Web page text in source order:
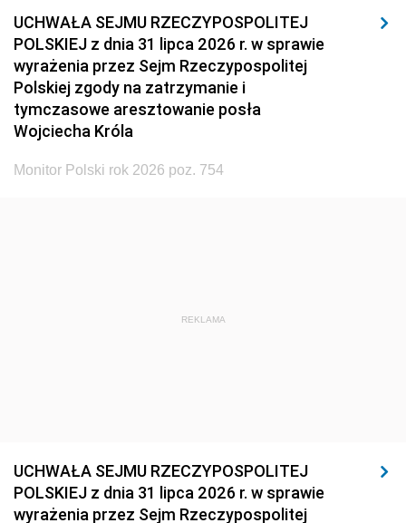
UCHWAŁA SEJMU RZECZYPOSPOLITEJ
POLSKIEJ z dnia 31 lipca 2026 r. w sprawie
wyrażenia przez Sejm Rzeczypospolitej
Polskiej zgody na zatrzymanie i
tymczasowe aresztowanie posła
Wojciecha Króla
Monitor Polski rok 2026 poz. 754
REKLAMA
UCHWAŁA SEJMU RZECZYPOSPOLITEJ
POLSKIEJ z dnia 31 lipca 2026 r. w sprawie
wyrażenia przez Sejm Rzeczypospolitej